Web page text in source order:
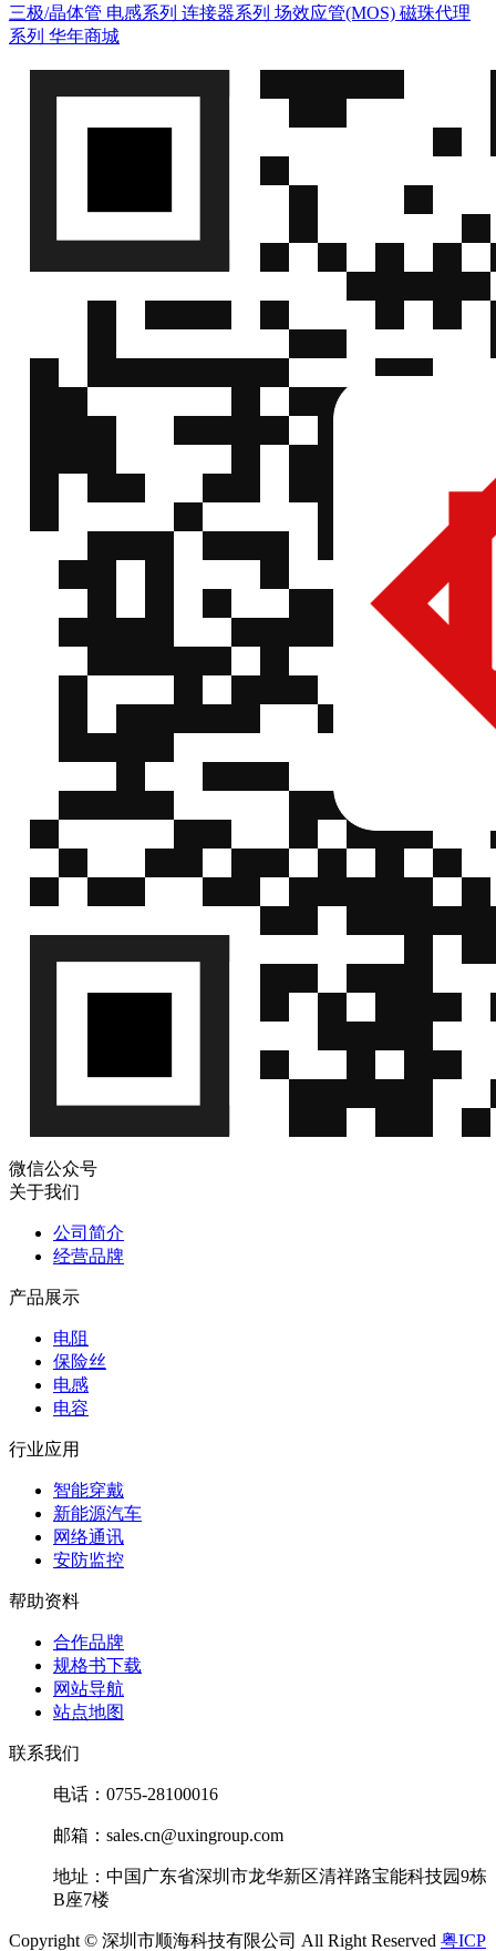
三极/晶体管 电感系列 连接器系列 场效应管(MOS) 磁珠代理
系列 华年商城
微信公众号
关于我们
公司简介
经营品牌
产品展示
电阻
保险丝
电感
电容
行业应用
智能穿戴
新能源汽车
网络通讯
安防监控
帮助资料
合作品牌
规格书下载
网站导航
站点地图
联系我们
电话：0755-28100016
邮箱：sales.cn@uxingroup.com
地址：中国广东省深圳市龙华新区清祥路宝能科技园9栋
B座7楼
Copyright © 深圳市顺海科技有限公司 All Right Reserved 粤ICP